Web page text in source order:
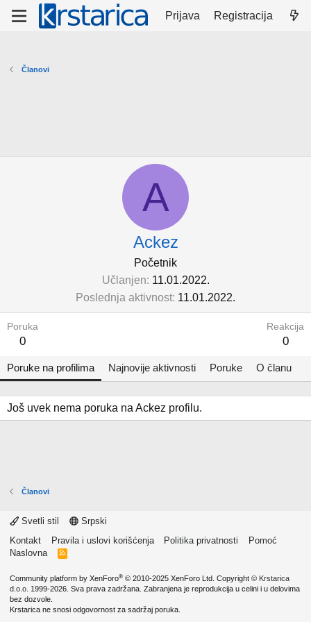
Prijava Registracija
Članovi
A
Ackez
Početnik
Učlanjen 11.01.2022.
Poslednja aktivnost 11.01.2022.
Poruka
0
Reakcija
0
Poruke na profilima Najnovije aktivnosti Poruke O članu
Još uvek nema poruka na Ackez profilu.
Članovi
Svetli stil
Srpski
Kontakt
Pravila i uslovi korišćenja Politika privatnosti
Pomoć
Naslovna
R
Community platform by XenForo® © 2010-2025 XenForo Ltd. Copyright © Krstarica
d.o.o. 1999-2026. Sva prava zadržana. Zabranjena je reprodukcija u celini i u delovima
bez dozvole.
Krstarica ne snosi odgovornost za sadržaj poruka.